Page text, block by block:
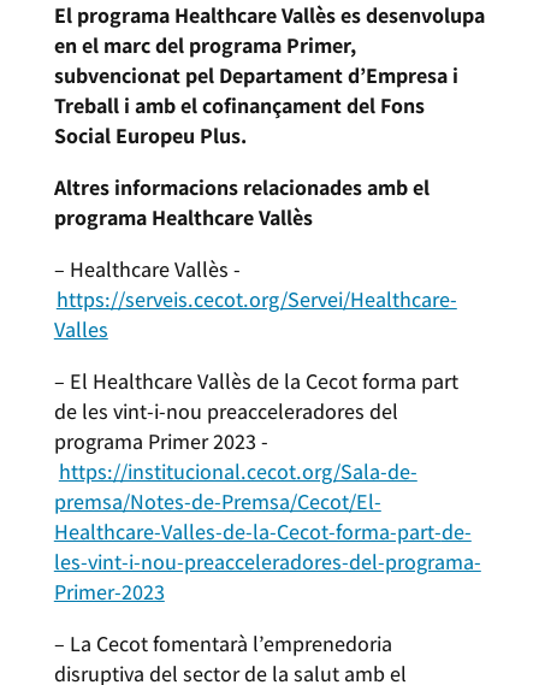
El programa Healthcare Vallès es desenvolupa
en el marc del programa Primer,
subvencionat pel Departament d’Empresa i
Treball i amb el cofinançament del Fons
Social Europeu Plus.
Altres informacions relacionades amb el
programa Healthcare Vallès
– Healthcare Vallès -
https://serveis.cecot.org/Servei/Healthcare-
Valles
– El Healthcare Vallès de la Cecot forma part
de les vint-i-nou preacceleradores del
programa Primer 2023 -
https://institucional.cecot.org/Sala-de-
premsa/Notes-de-Premsa/Cecot/El-
Healthcare-Valles-de-la-Cecot-forma-part-de-
les-vint-i-nou-preacceleradores-del-programa-
Primer-2023
– La Cecot fomentarà l’emprenedoria
disruptiva del sector de la salut amb el